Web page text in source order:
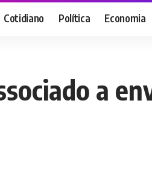
Cotidiano Política Economia
a